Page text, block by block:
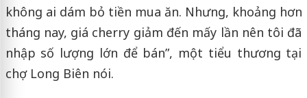
không ai dám bỏ tiền mua ăn. Nhưng, khoảng hơn
tháng nay, giá cherry giảm đến mấy lần nên tôi đã
nhập số lượng lớn để bán”, một tiểu thương tại
chợ Long Biên nói.